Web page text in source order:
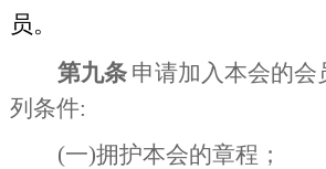
员。
第九条 申请加入本会的会
列条件:
(一)拥护本会的章程；